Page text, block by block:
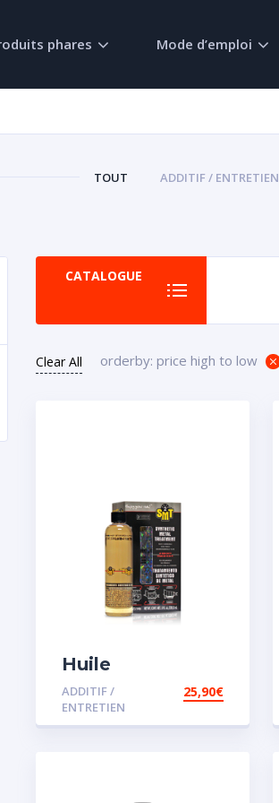
phares Mode d’emploi
TOUT ADDITIF / ENTRETIEN
CATALOGUE
Clear All orderby: price high to low
Huile
Remétallisant
Moteur SMT2
ADDITIF /
ENTRETIEN
25,90€